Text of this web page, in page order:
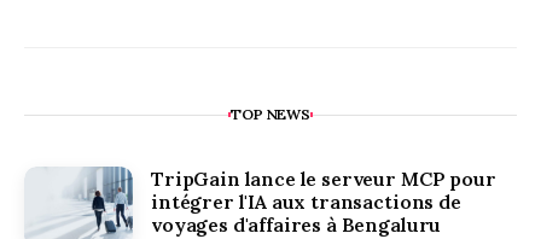
TOP NEWS
TripGain lance le serveur MCP pour
intégrer l'IA aux transactions de
voyages d'affaires à Bengaluru